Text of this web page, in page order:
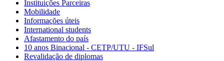
Instituições Parceiras
Mobilidade
Informações úteis
International students
Afastamento do país
10 anos Binacional - CETP/UTU - IFSul
Revalidação de diplomas